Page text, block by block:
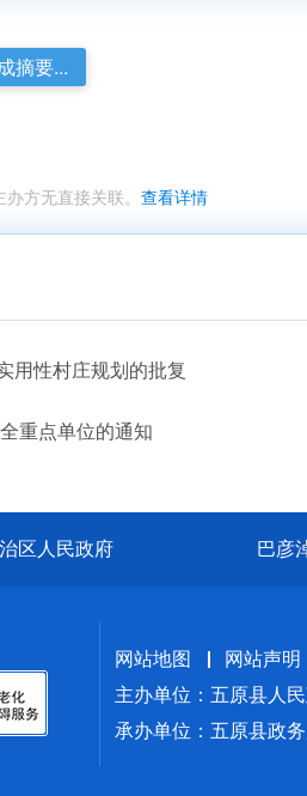
摘要...
方无直接关联。 查看详情
用性村庄规划的批复
重点单位的通知
区人民政府 巴彦
网站地图 网站声明
主办单位：五原县人
承办单位：五原县政